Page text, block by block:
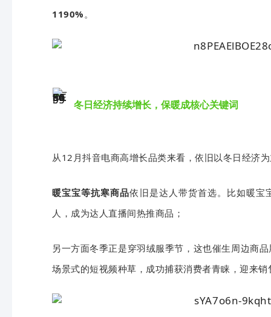
1190%。
冬日经济持续增长，保暖成核心关键词
从12月抖音电商高增长品类来看，依旧以冬日经济
暖宝宝等抗寒商品依旧是达人带货首选。比如暖
人，成为达人直播间热推商品；
另一方面冬季正是穿羽绒服季节，这也催生周边商
场景式的短视频种草，成功捕获消费者青睐，迎来销